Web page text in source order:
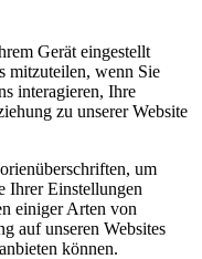
Gerät eingestellt
mitzuteilen, wenn Sie
interagieren, Ihre
zu unserer Website
um
Ihrer Einstellungen
einiger Arten von
auf unseren Websites
können.